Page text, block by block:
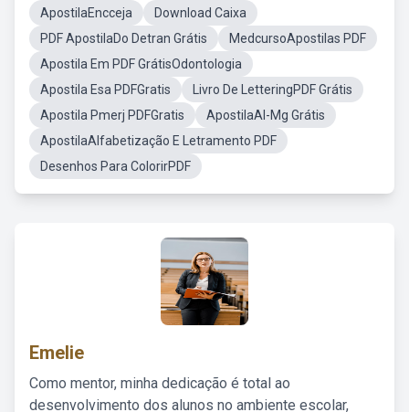
ApostilaEncceja
Download Caixa
PDF ApostilaDo Detran Grátis
MedcursoApostilas PDF
Apostila Em PDF GrátisOdontologia
Apostila Esa PDFGratis
Livro De LetteringPDF Grátis
Apostila Pmerj PDFGratis
ApostilaAl-Mg Grátis
ApostilaAlfabetização E Letramento PDF
Desenhos Para ColorirPDF
Emelie
Como mentor, minha dedicação é total ao
desenvolvimento dos alunos no ambiente escolar,